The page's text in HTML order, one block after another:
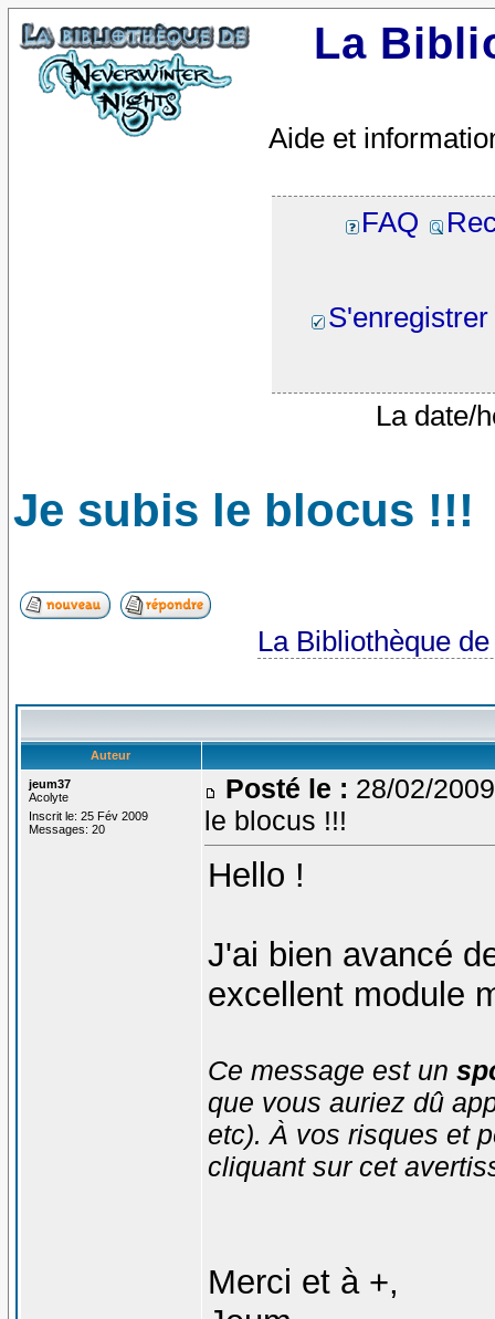
La
Aide et
FAQ
S'enregistrer
La date/
Je subis le blocus !!!
La Bibliothèque
Auteur
jeum37
Acolyte
Inscrit le: 25 Fév 2009
Messages: 20
Posté le : 28/02/
le blocus !!!
Hello !
J'ai bien avancé
excellent module
Ce message est un
que vous auriez dû
etc). À vos risques et
cliquant sur cet
Merci et à +,